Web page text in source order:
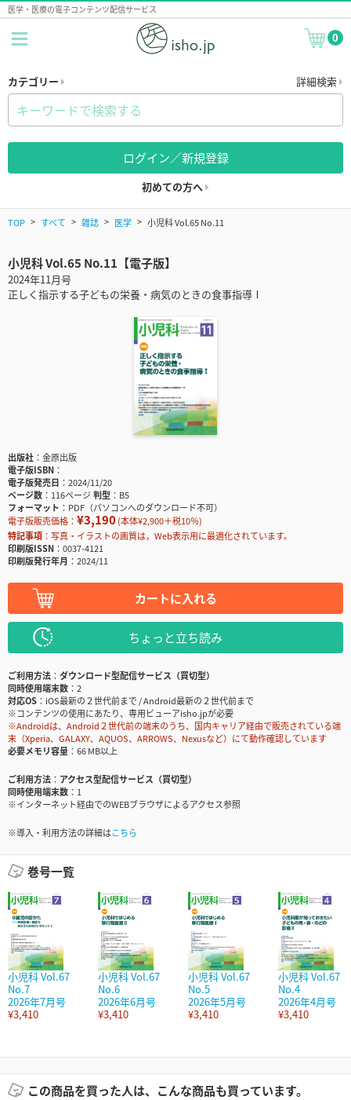
医学・医療の電子コンテンツ配信サービス
0
カテゴリー 詳細検索
ログイン／新規登録
初めての方へ
TOP すべて 雑誌 医学 小児科 Vol.65 No.11
小児科 Vol.65 No.11【電子版】
2024年11月号
正しく指示する子どもの栄養・病気のときの食事指導Ⅰ
出版社
金原出版
電子版ISBN
電子版発売日
2024/11/20
ページ数
116ページ判型
B5
フォーマット
PDF（パソコンへのダウンロード不可）
電子版販売価格： ¥3,190(本体¥2,900＋税10％)
特記事項
写真・イラストの画質は，Web表示用に最適化されています。
印刷版ISSN
0037-4121
印刷版発行年月
2024/11
カートに入れる
ちょっと立ち読み
ご利用方法
ダウンロード型配信サービス（買切型）
同時使用端末数
2
対応OS
iOS最新の２世代前まで / Android最新の２世代前まで
※コンテンツの使用にあたり、専用ビューアisho.jpが必要
※Androidは、Android２世代前の端末のうち、国内キャリア経由で販売されている端
末（Xperia、GALAXY、AQUOS、ARROWS、Nexusなど）にて動作確認しています
必要メモリ容量
66 MB以上
ご利用方法
アクセス型配信サービス（買切型）
同時使用端末数
1
※インターネット経由でのWEBブラウザによるアクセス参照
※導入・利用方法の詳細はこちら
巻号一覧
小児科 Vol.67
No.7
2026年7月号
¥3,410
小児科 Vol.67
No.6
2026年6月号
¥3,410
小児科 Vol.67
No.5
2026年5月号
¥3,410
小児科 Vol.67
No.4
2026年4月号
¥3,410
この商品を買った人は、こんな商品も買っています。